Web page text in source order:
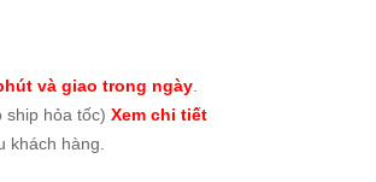
và giao trong ngày
ship hỏa tốc) Xem chi tiết
khách hàng.